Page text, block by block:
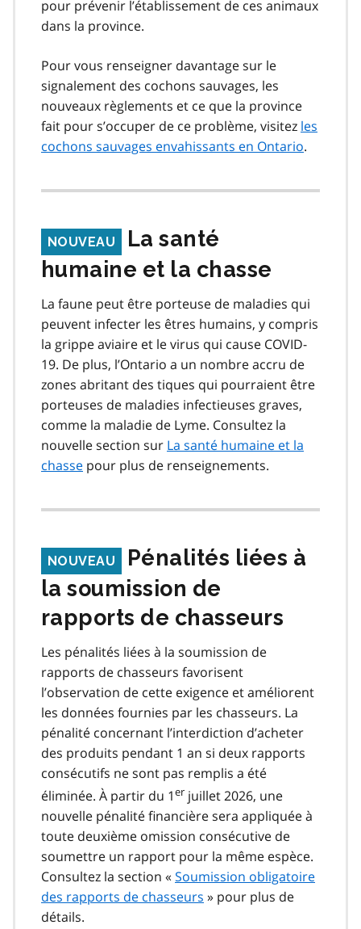
pour prévenir l’établissement de ces animaux
dans la province.
Pour vous renseigner davantage sur le
signalement des cochons sauvages, les
nouveaux règlements et ce que la province
fait pour s’occuper de ce problème, visitez les
cochons sauvages envahissants en Ontario.
NOUVEAU
La santé
humaine et la chasse
La faune peut être porteuse de maladies qui
peuvent infecter les êtres humains, y compris
la grippe aviaire et le virus qui cause COVID-
19. De plus, l’Ontario a un nombre accru de
zones abritant des tiques qui pourraient être
porteuses de maladies infectieuses graves,
comme la maladie de Lyme. Consultez la
nouvelle section sur La santé humaine et la
chasse pour plus de renseignements.
NOUVEAU
Pénalités liées à
la soumission de
rapports de chasseurs
Les pénalités liées à la soumission de
rapports de chasseurs favorisent
l’observation de cette exigence et améliorent
les données fournies par les chasseurs. La
pénalité concernant l’interdiction d’acheter
des produits pendant 1 an si deux rapports
consécutifs ne sont pas remplis a été
éliminée. À partir du 1er juillet 2026, une
nouvelle pénalité financière sera appliquée à
toute deuxième omission consécutive de
soumettre un rapport pour la même espèce.
Consultez la section « Soumission obligatoire
des rapports de chasseurs » pour plus de
détails.